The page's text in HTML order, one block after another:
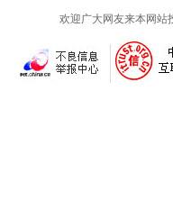
欢迎广大网友来本网站